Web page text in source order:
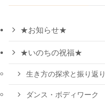
★お知らせ★
★いのちの祝福★
生き方の探求と振り返り
ダンス・ボディワーク